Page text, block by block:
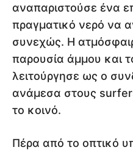
αναπαριστούσε ένα
πραγματικό νερό να
συνεχώς. Η
παρουσία άμμου και
λειτούργησε ως ο
ανάμεσα στους
το κοινό.
Πέρα από το οπτικό